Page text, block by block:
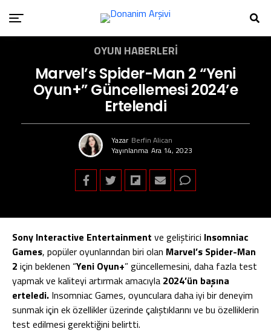
OYUN HABERLERI
Marvel’s Spider-Man 2 “Yeni
Oyun+” Güncellemesi 2024’e
Ertelendi
Yazar Berfin Alican
Yayınlanma Ara 14, 2023
Sony Interactive Entertainment ve geliştirici Insomniac
Games, popüler oyunlarından biri olan Marvel’s Spider-Man
2 için beklenen “Yeni Oyun+” güncellemesini, daha fazla test
yapmak ve kaliteyi artırmak amacıyla 2024’ün başına
erteledi. Insomniac Games, oyunculara daha iyi bir deneyim
sunmak için ek özellikler üzerinde çalıştıklarını ve bu özelliklerin
test edilmesi gerektiğini belirtti.